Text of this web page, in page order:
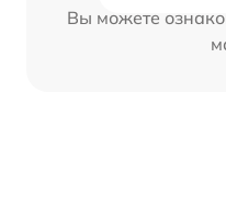
Вы можете